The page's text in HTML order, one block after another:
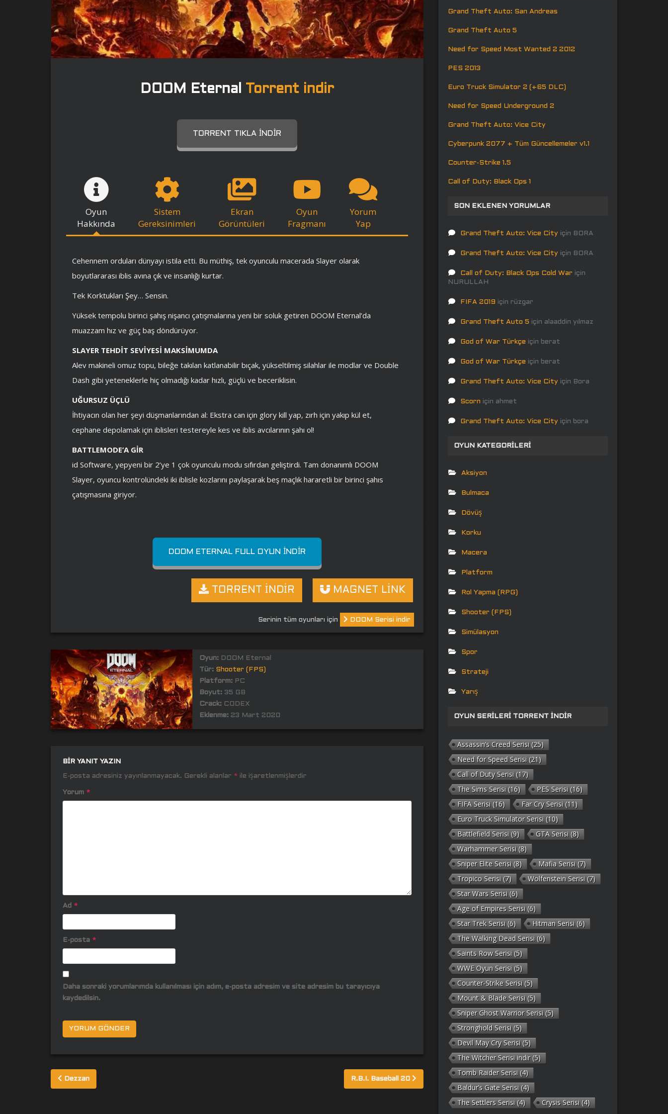
DOOM Eternal Torrent indir
TORRENT TIKLA İNDIR
Oyun
Hakkında
Sistem
Gereksinimleri
Ekran
Görüntüleri
Oyun
Fragmanı
Yorum
Yap
Cehennem orduları dünyayı istila etti. Bu müthiş, tek oyunculu macerada Slayer olarak
boyutlararası iblis avına çık ve insanlığı kurtar.
Tek Korktukları Şey… Sensin.
Yüksek tempolu birinci şahış nişancı çatışmalarına yeni bir soluk getiren DOOM Eternal’da
muazzam hız ve güç baş döndürüyor.
SLAYER TEHDİT SEVİYESİ MAKSİMUMDA
Alev makineli omuz topu, bileğe takılan katlanabilir bıçak, yükseltilmiş silahlar ile modlar ve Double
Dash gibi yeteneklerle hiç olmadığı kadar hızlı, güçlü ve beceriklisin.
UĞURSUZ ÜÇLÜ
İhtiyacın olan her şeyi düşmanlarından al: Ekstra can için glory kill yap, zırh için yakıp kül et,
cephane depolamak için iblisleri testereyle kes ve iblis avcılarının şahı ol!
BATTLEMODE’A GİR
id Software, yepyeni bir 2’ye 1 çok oyunculu modu sıfırdan geliştirdi. Tam donanımlı DOOM
Slayer, oyuncu kontrolündeki iki iblisle kozlarını paylaşarak beş maçlık hararetli bir birinci şahıs
çatışmasına giriyor.
DOOM ETERNAL FULL OYUN İNDIR
MAGNET LİNK
TORRENT İNDİR
Serinin tüm oyunları için DOOM Serisi indir
Oyun:DOOM Eternal
Tür: Shooter (FPS)
Platform:PC
Boyut:35 GB
Crack:CODEX
Eklenme:23 Mart 2020
BIR YANIT YAZIN
E-posta adresiniz yayınlanmayacak. Gerekli alanlar * ile işaretlenmişlerdir
Yorum *
Ad *
E-posta *
Daha sonraki yorumlarımda kullanılması için adım, e-posta adresim ve site adresim bu tarayıcıya
kaydedilsin.
Yazı
gezinmesi
Dezzan R.B.I. Baseball 20
Grand Theft Auto: San Andreas
Grand Theft Auto 5
Need for Speed Most Wanted 2 2012
PES 2013
Euro Truck Simulator 2 (+65 DLC)
Need for Speed Underground 2
Grand Theft Auto: Vice City
Cyberpunk 2077 + Tüm Güncellemeler v1.1
Counter-Strike 1.5
Call of Duty: Black Ops 1
SON EKLENEN YORUMLAR
Grand Theft Auto: Vice City için BORA
Grand Theft Auto: Vice City için BORA
Call of Duty: Black Ops Cold War için
NURULLAH
FIFA 2019 için rüzgar
Grand Theft Auto 5 için alaaddin yılmaz
God of War Türkçe için berat
God of War Türkçe için berat
Grand Theft Auto: Vice City için Bora
Scorn için ahmet
Grand Theft Auto: Vice City için bora
OYUN KATEGORILERI
Aksiyon
Bulmaca
Dövüş
Korku
Macera
Platform
Rol Yapma (RPG)
Shooter (FPS)
Simülasyon
Spor
Strateji
Yarış
OYUN SERILERI TORRENT İNDIR
Assassin’s Creed Serisi (25)
Need for Speed Serisi (21)
Call of Duty Serisi (17)
The Sims Serisi (16) PES Serisi (16)
FIFA Serisi (16) Far Cry Serisi (11)
Euro Truck Simulator Serisi (10)
Battlefield Serisi (9) GTA Serisi (8)
Warhammer Serisi (8)
Sniper Elite Serisi (8) Mafia Serisi (7)
Tropico Serisi (7) Wolfenstein Serisi (7)
Star Wars Serisi (6)
Age of Empires Serisi (6)
Star Trek Serisi (6) Hitman Serisi (6)
The Walking Dead Serisi (6)
Saints Row Serisi (5)
WWE Oyun Serisi (5)
Counter-Strike Serisi (5)
Mount & Blade Serisi (5)
Sniper Ghost Warrior Serisi (5)
Stronghold Serisi (5)
Devil May Cry Serisi (5)
The Witcher Serisi indir(5)
Tomb Raider Serisi (4)
Baldur’s Gate Serisi (4)
The Settlers Serisi (4) Crysis Serisi (4)